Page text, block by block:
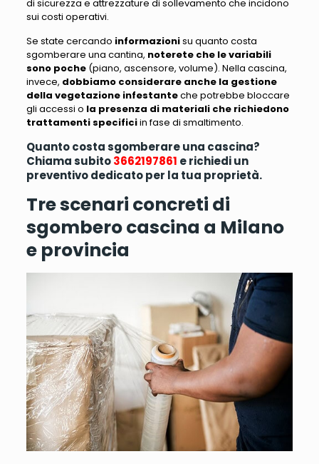
di sicurezza e attrezzature di sollevamento che incidono
sui costi operativi.
Se state cercando informazionisu quanto costa
sgomberare una cantina, noterete che le variabili
sono poche(piano, ascensore, volume). Nella cascina,
invece, dobbiamo considerare anche la gestione
della vegetazione infestanteche potrebbe bloccare
gli accessi o la presenza di materiali che richiedono
trattamenti specificiin fase di smaltimento.
Quanto costa sgomberare una cascina?
Chiama subito3662197861 e richiedi un
preventivo dedicato per la tua proprietà.
Tre scenari concreti di
sgombero cascina a Milano
e provincia